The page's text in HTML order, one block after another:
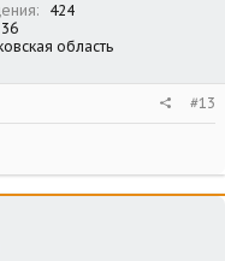
424
36
область
#13